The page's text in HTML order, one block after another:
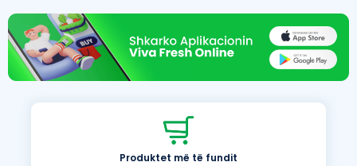
Produktet më të fundit